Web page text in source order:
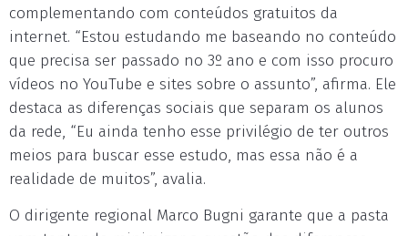
complementando com conteúdos gratuitos da
internet. “Estou estudando me baseando no conteúdo
que precisa ser passado no 3º ano e com isso procuro
vídeos no YouTube e sites sobre o assunto”, afirma. Ele
destaca as diferenças sociais que separam os alunos
da rede, “Eu ainda tenho esse privilégio de ter outros
meios para buscar esse estudo, mas essa não é a
realidade de muitos”, avalia.
O dirigente regional Marco Bugni garante que a pasta